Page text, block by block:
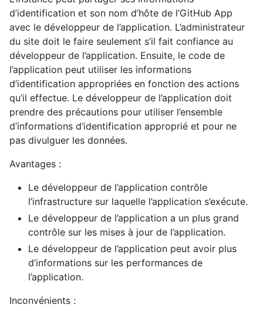
d’identification et son nom d’hôte de l’GitHub App
avec le développeur de l’application. L’administrateur
du site doit le faire seulement s’il fait confiance au
développeur de l’application. Ensuite, le code de
l’application peut utiliser les informations
d’identification appropriées en fonction des actions
qu’il effectue. Le développeur de l’application doit
prendre des précautions pour utiliser l’ensemble
d’informations d’identification approprié et pour ne
pas divulguer les données.
Avantages :
Le développeur de l’application contrôle
l’infrastructure sur laquelle l’application s’exécute.
Le développeur de l’application a un plus grand
contrôle sur les mises à jour de l’application.
Le développeur de l’application peut avoir plus
d’informations sur les performances de
l’application.
Inconvénients :